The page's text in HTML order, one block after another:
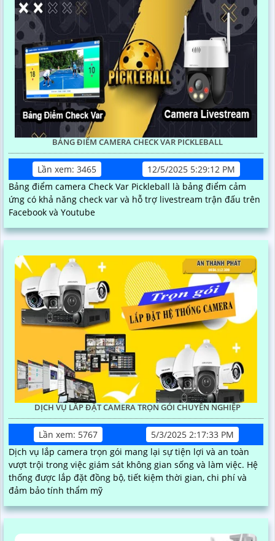
BẢNG ĐIỂM CAMERA CHECK VAR PICKLEBALL
Lần xem: 3465
12/5/2025 5:29:12 PM
Bảng điểm camera Check Var Pickleball là bảng điểm cảm
ứng có khả năng check var và hỗ trợ livestream trận đấu trên
Facebook và Youtube
DỊCH VỤ LẮP ĐẶT CAMERA TRỌN GÓI CHUYÊN NGHIỆP
Lần xem: 5767
5/3/2025 2:17:33 PM
Dịch vụ lắp camera trọn gói mang lại sự tiện lợi và an toàn
vượt trội trong việc giám sát không gian sống và làm việc. Hệ
thống được lắp đặt đồng bộ, tiết kiệm thời gian, chi phí và
đảm bảo tính thẩm mỹ